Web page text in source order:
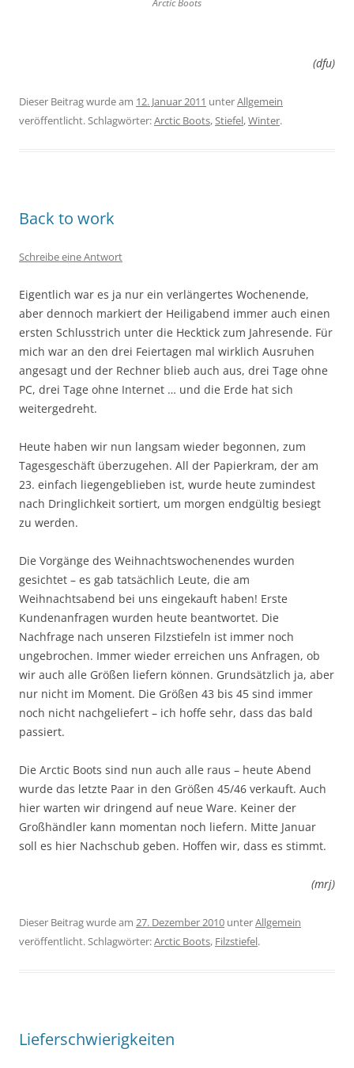
Arctic Boots
(dfu)
Dieser Beitrag wurde am 12. Januar 2011 unterAllgemein
veröffentlicht. Schlagwörter:Arctic Boots,Stiefel,Winter.
Back to work
Schreibe eine Antwort
Eigentlich war es ja nur ein verlängertes Wochenende,
aber dennoch markiert der Heiligabend immer auch einen
ersten Schlusstrich unter die Hecktick zum Jahresende. Für
mich war an den drei Feiertagen mal wirklich Ausruhen
angesagt und der Rechner blieb auch aus, drei Tage ohne
PC, drei Tage ohne Internet … und die Erde hat sich
weitergedreht.
Heute haben wir nun langsam wieder begonnen, zum
Tagesgeschäft überzugehen. All der Papierkram, der am
23. einfach liegengeblieben ist, wurde heute zumindest
nach Dringlichkeit sortiert, um morgen endgültig besiegt
zu werden.
Die Vorgänge des Weihnachtswochenendes wurden
gesichtet – es gab tatsächlich Leute, die am
Weihnachtsabend bei uns eingekauft haben! Erste
Kundenanfragen wurden heute beantwortet. Die
Nachfrage nach unseren Filzstiefeln ist immer noch
ungebrochen. Immer wieder erreichen uns Anfragen, ob
wir auch alle Größen liefern können. Grundsätzlich ja, aber
nur nicht im Moment. Die Größen 43 bis 45 sind immer
noch nicht nachgeliefert – ich hoffe sehr, dass das bald
passiert.
Die Arctic Boots sind nun auch alle raus – heute Abend
wurde das letzte Paar in den Größen 45/46 verkauft. Auch
hier warten wir dringend auf neue Ware. Keiner der
Großhändler kann momentan noch liefern. Mitte Januar
soll es hier Nachschub geben. Hoffen wir, dass es stimmt.
(mrj)
Dieser Beitrag wurde am 27. Dezember 2010 unterAllgemein
veröffentlicht. Schlagwörter:Arctic Boots, Filzstiefel.
Lieferschwierigkeiten